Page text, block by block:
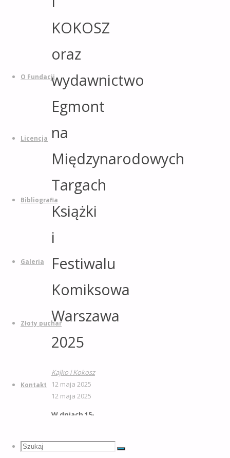
treści
O Fundacji
Licencja
Bibliografia
Galeria
Złoty puchar
Kontakt
Szukaj
Szukaj:
Szukaj
KOKOSZ
oraz
wydawnictwo
Egmont
na
Międzynarodowych
Targach
Książki
i
Festiwalu
Komiksowa
Warszawa
2025
Kajko i Kokosz
12 maja 2025
12 maja 2025
W dniach 15-
górę